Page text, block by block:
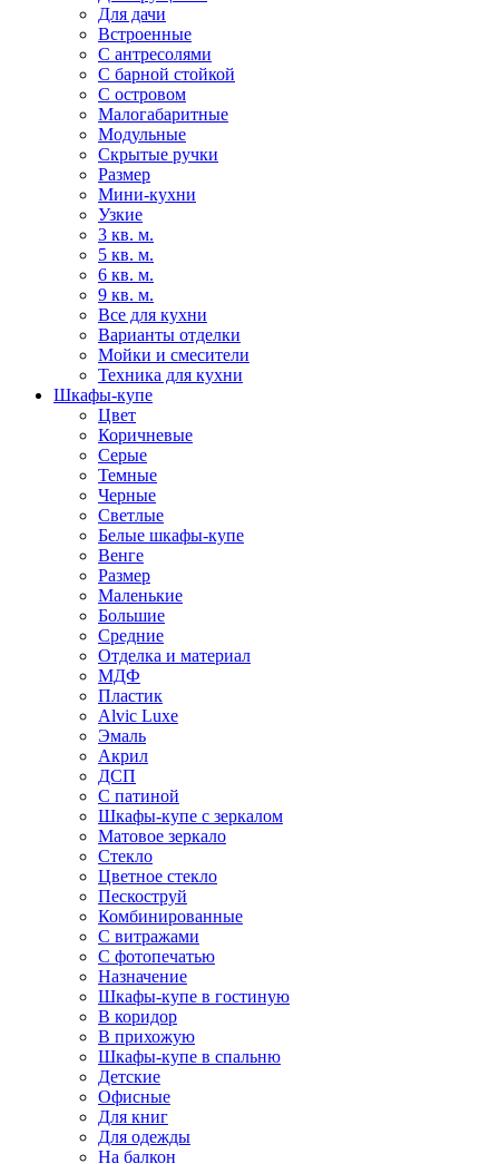
Для дачи
Встроенные
С антресолями
С барной стойкой
С островом
Малогабаритные
Модульные
Скрытые ручки
Размер
Мини-кухни
Узкие
3 кв. м.
5 кв. м.
6 кв. м.
9 кв. м.
Все для кухни
Варианты отделки
Мойки и смесители
Техника для кухни
Шкафы-купе
Цвет
Коричневые
Серые
Темные
Черные
Светлые
Белые шкафы-купе
Венге
Размер
Маленькие
Большие
Средние
Отделка и материал
МДФ
Пластик
Alvic Luxe
Эмаль
Акрил
ДСП
С патиной
Шкафы-купе с зеркалом
Матовое зеркало
Стекло
Цветное стекло
Пескоструй
Комбинированные
С витражами
С фотопечатью
Назначение
Шкафы-купе в гостиную
В коридор
В прихожую
Шкафы-купе в спальню
Детские
Офисные
Для книг
Для одежды
На балкон